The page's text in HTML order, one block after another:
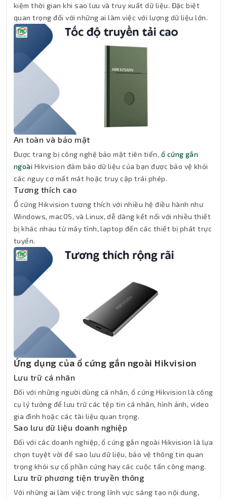
kiệm thời gian khi sao lưu và truy xuất dữ liệu. Đặc biệt
quan trọng đối với những ai làm việc với lượng dữ liệu lớn.
An toàn và bảo mật
Được trang bị công nghệ bảo mật tiên tiến, ổ cứng gắn
ngoài Hikvision đảm bảo dữ liệu của bạn được bảo vệ khỏi
các nguy cơ mất mát hoặc truy cập trái phép.
Tương thích cao
Ổ cứng Hikvision tương thích với nhiều hệ điều hành như
Windows, macOS, và Linux, dễ dàng kết nối với nhiều thiết
bị khác nhau từ máy tính, laptop đến các thiết bị phát trực
tuyến.
Ứng dụng của ổ cứng gắn ngoài Hikvision
Lưu trữ cá nhân
Đối với những người dùng cá nhân, ổ cứng Hikvision là công
cụ lý tưởng để lưu trữ các tệp tin cá nhân, hình ảnh, video
gia đình hoặc các tài liệu quan trọng.
Sao lưu dữ liệu doanh nghiệp
Đối với các doanh nghiệp, ổ cứng gắn ngoài Hikvision là lựa
chọn tuyệt vời để sao lưu dữ liệu, bảo vệ thông tin quan
trọng khỏi sự cố phần cứng hay các cuộc tấn công mạng.
Lưu trữ phương tiện truyền thông
Với những ai làm việc trong lĩnh vực sáng tạo nội dung,